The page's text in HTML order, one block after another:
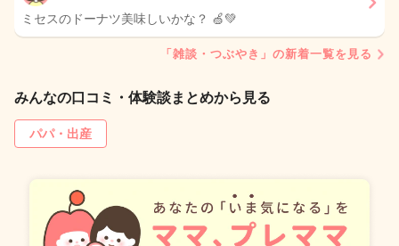
ミセスのドーナツ美味しいかな？ 🍏💚
「雑談・つぶやき」の新着一覧を見る
みんなの口コミ・体験談まとめから見る
パパ・出産